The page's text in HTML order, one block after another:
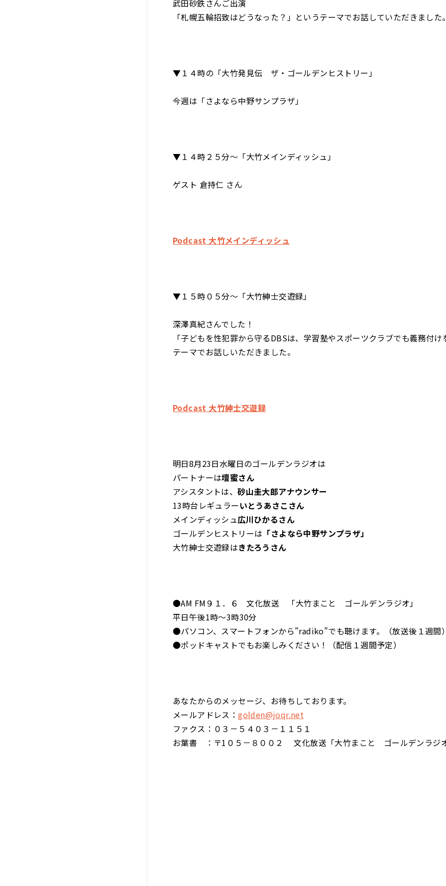
武田砂鉄さんご出演
「札幌五輪招致はどうなった？」というテーマでお話していただきました
▼１４時の「大竹発見伝 ザ・ゴールデンヒストリー」
今週は「さよなら中野サンプラザ」
▼１４時２５分～「大竹メインディッシュ」
ゲスト 倉持仁 さん
Podcast 大竹メインディッシュ
▼１５時０５分～「大竹紳士交遊録」
深澤真紀さんでした！
「子どもを性犯罪から守るDBSは、学習塾やスポーツクラブでも義務付
テーマでお話しいただきました。
Podcast 大竹紳士交遊録
明日8月23日水曜日のゴールデンラジオは
パートナーは壇蜜さん
アシスタントは、砂山圭大郎アナウンサー
13時台レギュラーいとうあさこさん
メインディッシュ広川ひかるさん
ゴールデンヒストリーは 「さよなら中野サンプラザ」
大竹紳士交遊録はきたろうさん
●AM FM９１．６ 文化放送 「大竹まこと ゴールデンラジオ」
平日午後1時～3時30分
●パソコン、スマートフォンから”radiko”でも聴けます。（放送後１週間
●ポッドキャストでもお楽しみください！（配信１週間予定）
あなたからのメッセージ、お待ちしております。
メールアドレス：golden@joqr.net
ファクス：０３－５４０３－１１５１
お葉書 ：〒1０５－８００２ 文化放送「大竹まこと ゴールデンラジ